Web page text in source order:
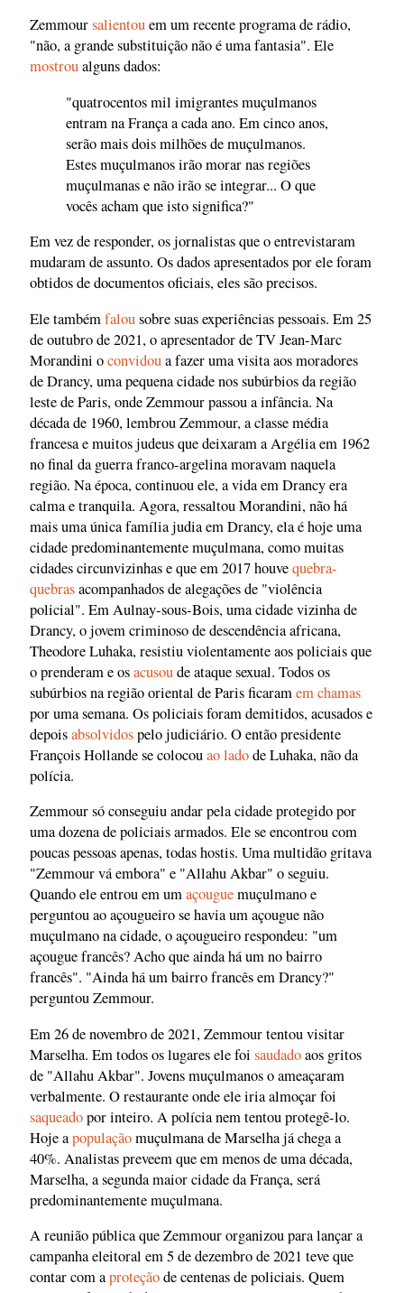
Zemmoursalientouem um recente programa de rádio,
"não, a grande substituição não é uma fantasia". Ele
mostroualguns dados:
"quatrocentos mil imigrantes muçulmanos
entram na França a cada ano. Em cinco anos,
serão mais dois milhões de muçulmanos.
Estes muçulmanos irão morar nas regiões
muçulmanas e não irão se integrar... O que
vocês acham que isto significa?"
Em vez de responder, os jornalistas que o entrevistaram
mudaram de assunto. Os dados apresentados por ele foram
obtidos de documentos oficiais, eles são precisos.
Ele tambémfalousobre suas experiências pessoais. Em 25
de outubro de 2021, o apresentador de TV Jean-Marc
Morandini oconvidoua fazer uma visita aos moradores
de Drancy, uma pequena cidade nos subúrbios da região
leste de Paris, onde Zemmour passou a infância. Na
década de 1960, lembrou Zemmour, a classe média
francesa e muitos judeus que deixaram a Argélia em 1962
no final da guerra franco-argelina moravam naquela
região. Na época, continuou ele, a vida em Drancy era
calma e tranquila. Agora, ressaltou Morandini, não há
mais uma única família judia em Drancy, ela é hoje uma
cidade predominantemente muçulmana, como muitas
cidades circunvizinhas e que em 2017 houvequebra-
quebrasacompanhados de alegações de "violência
policial". Em Aulnay-sous-Bois, uma cidade vizinha de
Drancy, o jovem criminoso de descendência africana,
Theodore Luhaka, resistiu violentamente aos policiais que
o prenderam e osacusoude ataque sexual. Todos os
subúrbios na região oriental de Paris ficaramem chamas
por uma semana. Os policiais foram demitidos, acusados e
depoisabsolvidospelo judiciário. O então presidente
François Hollande se colocouao ladode Luhaka, não da
polícia.
Zemmour só conseguiu andar pela cidade protegido por
uma dozena de policiais armados. Ele se encontrou com
poucas pessoas apenas, todas hostis. Uma multidão gritava
"Zemmour vá embora" e "Allahu Akbar" o seguiu.
Quando ele entrou em umaçouguemuçulmano e
perguntou ao açougueiro se havia um açougue não
muçulmano na cidade, o açougueiro respondeu: "um
açougue francês? Acho que ainda há um no bairro
francês". "Ainda há um bairro francês em Drancy?"
perguntou Zemmour.
Em 26 de novembro de 2021, Zemmour tentou visitar
Marselha. Em todos os lugares ele foi saudadoaos gritos
de "Allahu Akbar". Jovens muçulmanos o ameaçaram
verbalmente. O restaurante onde ele iria almoçar foi
saqueadopor inteiro. A polícia nem tentou protegê-lo.
Hoje apopulaçãomuçulmana de Marselha já chega a
40%. Analistas preveem que em menos de uma década,
Marselha, a segunda maior cidade da França, será
predominantemente muçulmana.
A reunião pública que Zemmour organizou para lançar a
campanha eleitoral em 5 de dezembro de 2021 teve que
contar com aproteçãode centenas de policiais. Quem